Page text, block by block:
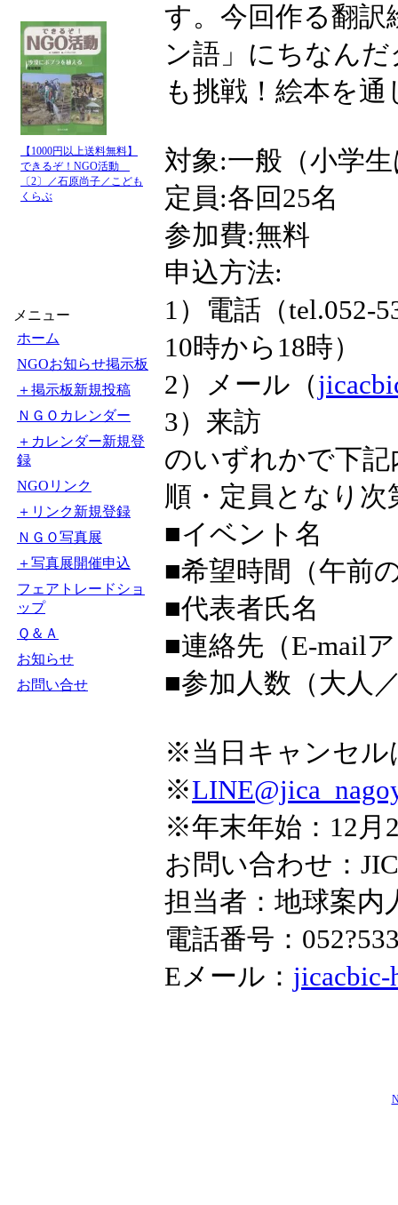
【1000円以上送料無料】
できるぞ！NGO活動
〔2〕／石原尚子／こども
くらぶ
メニュー
ホーム
NGOお知らせ掲示板
＋掲示板新規投稿
ＮＧＯカレンダー
＋カレンダー新規登
録
NGOリンク
＋リンク新規登録
ＮＧＯ写真展
＋写真展開催申込
フェアトレードショ
ップ
Ｑ＆Ａ
お知らせ
お問い合せ
す。今回作る翻
ン語」にちなん
も挑戦！絵本を
対象:一般（小学
定員:各回25名
参加費:無料
申込方法:
1）電話（tel.052-
10時から18時）
2）メール（
3）来訪
のいずれかで下
順・定員となり次
■イベント名
■希望時間（午前
■代表者氏名
■連絡先（E-mail
■参加人数（大人
※当日キャンセル
※
※年末年始：12月
お問い合わせ：
担当者：地球案内
電話番号：
Eメール： jicacbic-